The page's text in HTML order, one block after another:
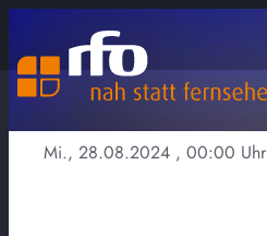
Mi., 28.08.2024 , 00:00 Uhr